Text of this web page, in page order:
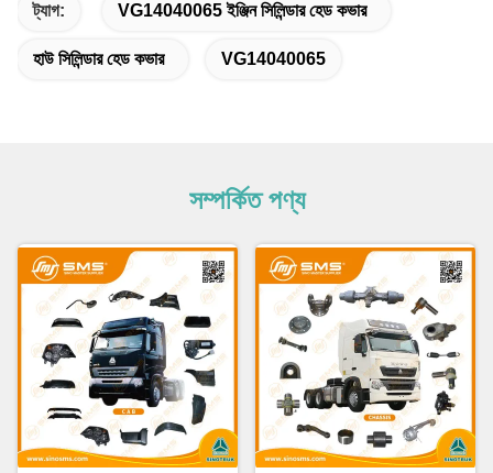
ট্যাগ: VG14040065 ইঞ্জিন সিলিন্ডার হেড কভার
হাউ সিলিন্ডার হেড কভার VG14040065
সম্পর্কিত পণ্য